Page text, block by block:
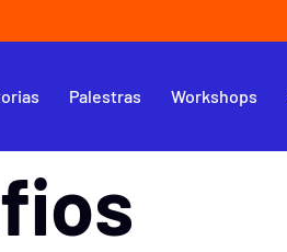
Palestras Workshops